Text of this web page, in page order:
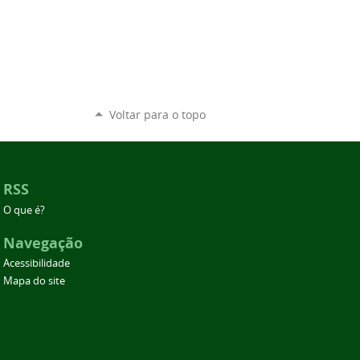
Voltar para o topo
RSS
O que é?
Navegação
Acessibilidade
Mapa do site